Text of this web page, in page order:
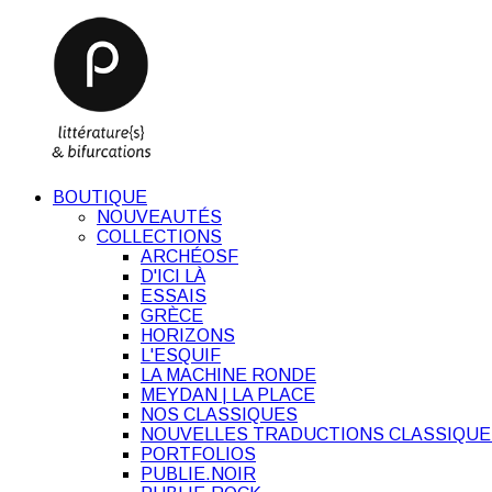
BOUTIQUE
NOUVEAUTÉS
COLLECTIONS
ARCHÉOSF
D'ICI LÀ
ESSAIS
GRÈCE
HORIZONS
L'ESQUIF
LA MACHINE RONDE
MEYDAN | LA PLACE
NOS CLASSIQUES
NOUVELLES TRADUCTIONS
PORTFOLIOS
PUBLIE.NOIR